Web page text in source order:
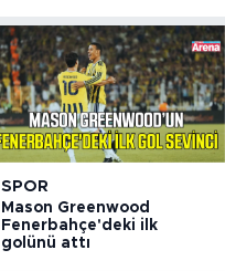
SPOR
Mason Greenwood
Fenerbahçe'deki ilk
golünü attı